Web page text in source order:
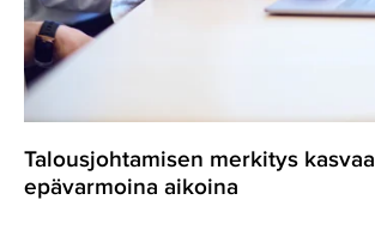
Talousjohtamisen merkitys kasvaa
epävarmoina aikoina